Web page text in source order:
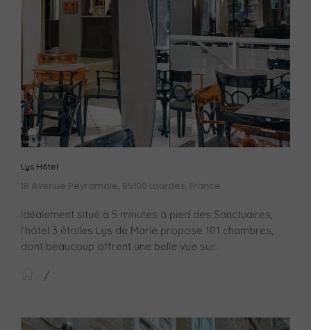
Lys Hôtel
18 Avenue Peyramale, 65100 Lourdes, France
Idéalement situé à 5 minutes à pied des Sanctuaires,
l'hôtel 3 étoiles Lys de Marie propose 101 chambres,
dont beaucoup offrent une belle vue sur...